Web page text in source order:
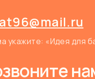
укажите: «Идея для